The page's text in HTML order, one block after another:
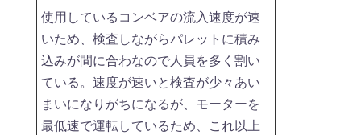
使用しているコンベアの流入速度が速
いため、検査しながらパレットに積み
込みが間に合わなので人員を多く割い
ている。速度が速いと検査が少々あい
まいになりがちになるが、モーターを
最低速で運転しているため、これ以上